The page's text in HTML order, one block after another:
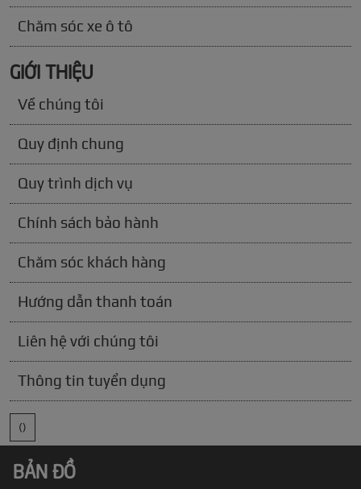
Chăm sóc xe ô tô
GIỚI THIỆU
Về chúng tôi
Quy định chung
Quy trình dịch vụ
Chính sách bảo hành
Chăm sóc khách hàng
Hướng dẫn thanh toán
Liên hệ với chúng tôi
Thông tin tuyển dụng
()
BẢN ĐỒ